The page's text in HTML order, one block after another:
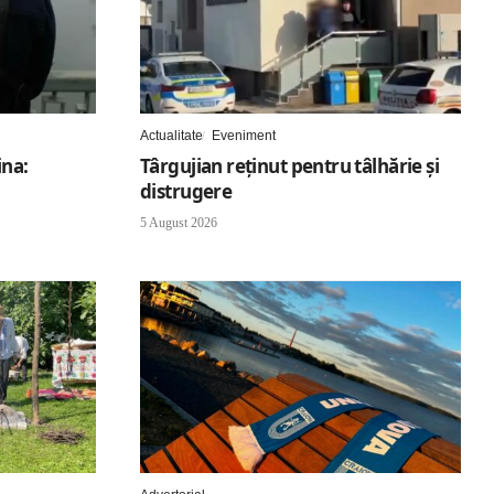
Actualitate Eveniment
Târgujian reținut pentru tâlhărie și
distrugere
5 August 2026